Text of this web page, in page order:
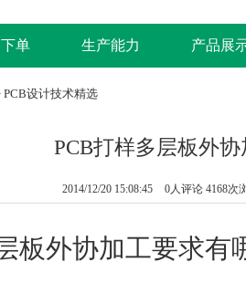
单 生产能力 产品展
PCB设计技术精选
PCB打样多层板外
2014/12/20 15:08:45 0人评论 4168次
板外协加工要求有